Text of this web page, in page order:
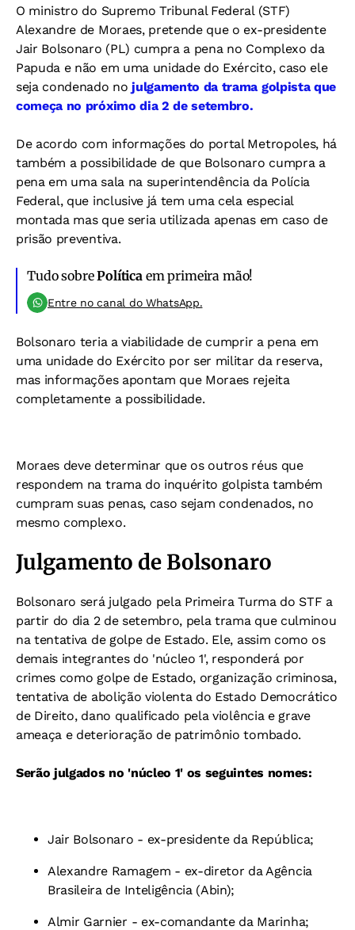
O ministro do Supremo Tribunal Federal (STF)
Alexandre de Moraes, pretende que o ex-presidente
Jair Bolsonaro (PL) cumpra a pena no Complexo da
Papuda e não em uma unidade do Exército, caso ele
seja condenado nojulgamento da trama golpista que
começa no próximo dia 2 de setembro.
De acordo com informações do portal Metropoles, há
também a possibilidade de que Bolsonaro cumpra a
pena em uma sala na superintendência da Polícia
Federal, que inclusive já tem uma cela especial
montada mas que seria utilizada apenas em caso de
prisão preventiva.
Tudo sobrePolítica em primeira mão!
Entre no canal do WhatsApp.
Bolsonaro teria a viabilidade de cumprir a pena em
uma unidade do Exército por ser militar da reserva,
mas informações apontam que Moraes rejeita
completamente a possibilidade.
Moraes deve determinar que os outros réus que
respondem na trama do inquérito golpista também
cumpram suas penas, caso sejam condenados, no
mesmo complexo.
Julgamento de Bolsonaro
Bolsonaro será julgado pela Primeira Turma do STF a
partir do dia 2 de setembro, pela trama que culminou
na tentativa de golpe de Estado. Ele, assim como os
demais integrantes do 'núcleo 1', responderá por
crimes como golpe de Estado, organização criminosa,
tentativa de abolição violenta do Estado Democrático
de Direito, dano qualificado pela violência e grave
ameaça e deterioração de patrimônio tombado.
Serão julgados no 'núcleo 1' os seguintes nomes:
Jair Bolsonaro - ex-presidente da República;
Alexandre Ramagem - ex-diretor da Agência
Brasileira de Inteligência (Abin);
Almir Garnier - ex-comandante da Marinha;